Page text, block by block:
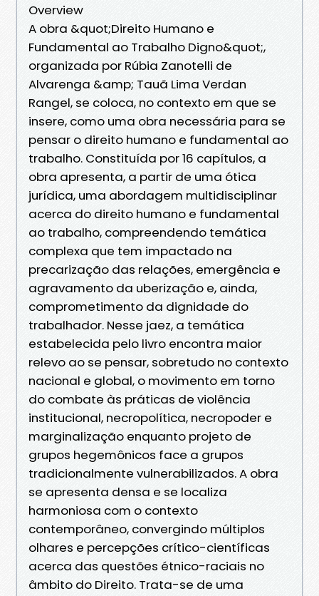
Overview
A obra &quot;Direito Humano e
Fundamental ao Trabalho Digno&quot;,
organizada por Rúbia Zanotelli de
Alvarenga &amp; Tauã Lima Verdan
Rangel, se coloca, no contexto em que se
insere, como uma obra necessária para se
pensar o direito humano e fundamental ao
trabalho. Constituída por 16 capítulos, a
obra apresenta, a partir de uma ótica
jurídica, uma abordagem multidisciplinar
acerca do direito humano e fundamental
ao trabalho, compreendendo temática
complexa que tem impactado na
precarização das relações, emergência e
agravamento da uberização e, ainda,
comprometimento da dignidade do
trabalhador. Nesse jaez, a temática
estabelecida pelo livro encontra maior
relevo ao se pensar, sobretudo no contexto
nacional e global, o movimento em torno
do combate às práticas de violência
institucional, necropolítica, necropoder e
marginalização enquanto projeto de
grupos hegemônicos face a grupos
tradicionalmente vulnerabilizados. A obra
se apresenta densa e se localiza
harmoniosa com o contexto
contemporâneo, convergindo múltiplos
olhares e percepções crítico-científicas
acerca das questões étnico-raciais no
âmbito do Direito. Trata-se de uma